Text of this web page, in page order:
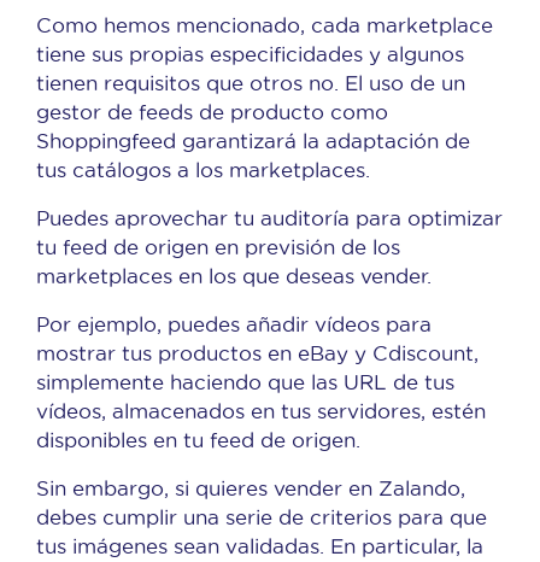
Como hemos mencionado, cada marketplace
tiene sus propias especificidades y algunos
tienen requisitos que otros no. El uso de un
gestor de feeds de producto como
Shoppingfeed garantizará la adaptación de
tus catálogos a los marketplaces.
Puedes aprovechar tu auditoría para optimizar
tu feed de origen en previsión de los
marketplaces en los que deseas vender.
Por ejemplo, puedes añadir vídeos para
mostrar tus productos en eBay y Cdiscount,
simplemente haciendo que las URL de tus
vídeos, almacenados en tus servidores, estén
disponibles en tu feed de origen.
Sin embargo, si quieres vender en Zalando,
debes cumplir una serie de criterios para que
tus imágenes sean validadas. En particular, la